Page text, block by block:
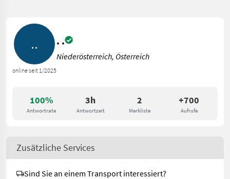
100%
Antwortrate
3h
Antwortzeit
2
Merkliste
+700
Aufrufe
online seit 1/2025
. .
Niederösterreich, Österreich
Zusätzliche Services
Sind Sie an einem Transport interessiert?